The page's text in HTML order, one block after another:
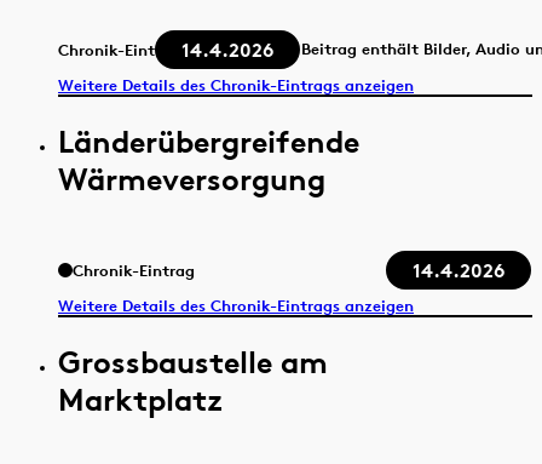
Chronik-Eintrag 14.4.2026
Beitrag enthält Bilder, Audio
Weitere Details des Chronik-Eintrags anzeigen
Länderübergreifende
Wärmeversorgung
Chronik-Eintrag 14.4.2026
Weitere Details des Chronik-Eintrags anzeigen
Grossbaustelle am
Marktplatz